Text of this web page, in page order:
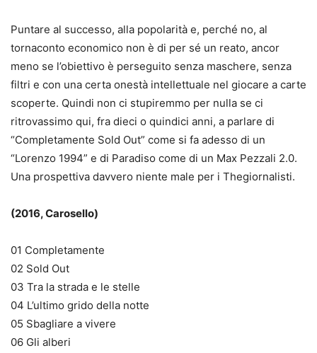
Puntare al successo, alla popolarità e, perché no, al
tornaconto economico non è di per sé un reato, ancor
meno se l’obiettivo è perseguito senza maschere, senza
filtri e con una certa onestà intellettuale nel giocare a carte
scoperte. Quindi non ci stupiremmo per nulla se ci
ritrovassimo qui, fra dieci o quindici anni, a parlare di
“Completamente Sold Out” come si fa adesso di un
“Lorenzo 1994” e di Paradiso come di un Max Pezzali 2.0.
Una prospettiva davvero niente male per i Thegiornalisti.
(2016, Carosello)
01 Completamente
02 Sold Out
03 Tra la strada e le stelle
04 L’ultimo grido della notte
05 Sbagliare a vivere
06 Gli alberi